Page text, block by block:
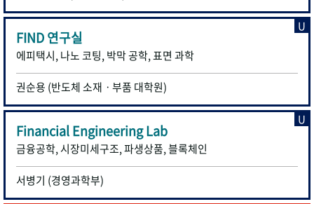
FIND 연구실
에피택시, 나노 코팅, 박막 공학, 표면 과학
권순용 (반도체 소재ㆍ부품 대학원)
U
Financial Engineering Lab
금융공학, 시장미세구조, 파생상품, 블록체인
서병기 (경영과학부)
U